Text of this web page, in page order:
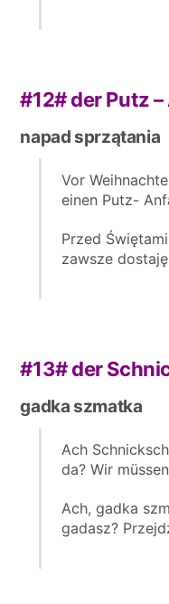
#12#der Putz
napad sprzątania
Vor
einen Putz-
Przed
zawsze
#13# der
gadka szmatka
Ach
da? Wir
Ach, gadka
gadasz?